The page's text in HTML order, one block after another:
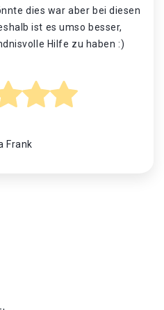
dies war aber bei diesen
ist es umso besser,
Hilfe zu haben :)
Frank